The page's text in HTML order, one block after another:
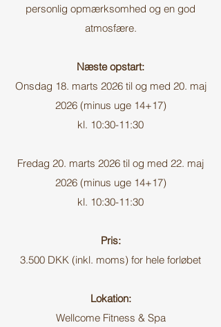
personlig opmærksomhed og en god
atmosfære.
Næste opstart:
Onsdag 18. marts 2026 til og med 20. maj
2026 (minus uge 14+17)
kl. 10:30-11:30
Fredag 20. marts 2026 til og med 22. maj
2026 (minus uge 14+17)
kl. 10:30-11:30
Pris:
3.500 DKK (inkl. moms) for hele forløbet
Lokation:
Wellcome Fitness & Spa